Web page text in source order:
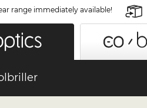
range immediately available!